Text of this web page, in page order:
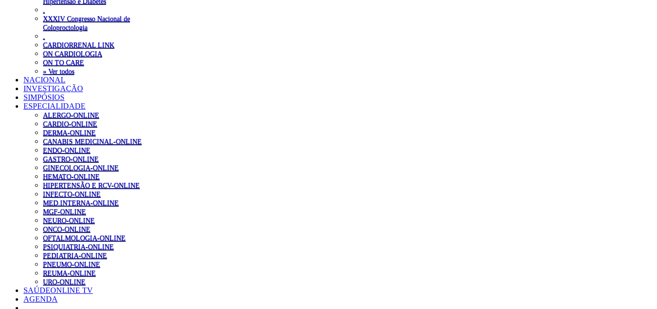
XXXIV Congresso Nacional de
Coloproctologia
CARDIORRENAL LINK
ON CARDIOLOGIA
ON TO CARE
» Ver todos
NACIONAL
INVESTIGAÇÃO
SIMPÓSIOS
ESPECIALIDADE
ALERGO-ONLINE
CARDIO-ONLINE
DERMA-ONLINE
CANABIS MEDICINAL-ONLINE
ENDO-ONLINE
GASTRO-ONLINE
GINECOLOGIA-ONLINE
HEMATO-ONLINE
HIPERTENSÃO E RCV-ONLINE
INFECTO-ONLINE
MED.INTERNA-ONLINE
MGF-ONLINE
NEURO-ONLINE
ONCO-ONLINE
OFTALMOLOGIA-ONLINE
PSIQUIATRIA-ONLINE
PEDIATRIA-ONLINE
PNEUMO-ONLINE
REUMA-ONLINE
URO-ONLINE
SAÚDEONLINE TV
AGENDA